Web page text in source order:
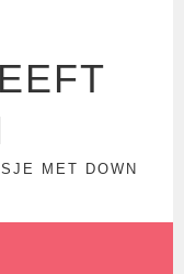
MET DOWN